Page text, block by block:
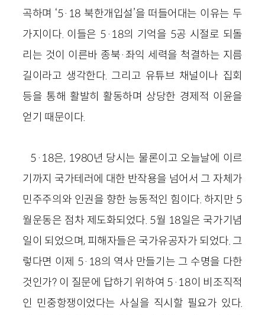
곡하며 ‘5·18 북한개입설’을 떠들어대는 이유는 두
가지이다. 이들은 5·18의 기억을 5공 시절로 되돌
리는 것이 이른바 종북·좌익 세력을 척결하는 지름
길이라고 생각한다. 그리고 유튜브 채널이나 집회
등을 통해 활발히 활동하며 상당한 경제적 이윤을
얻기 때문이다.
5·18은, 1980년 당시는 물론이고 오늘날에 이르
기까지 국가테러에 대한 반작용을 넘어서 그 자체가
민주주의와 인권을 향한 능동적인 힘이다. 하지만 5
월운동은 점차 제도화되었다. 5월 18일은 국가기념
일이 되었으며, 피해자들은 국가유공자가 되었다. 그
렇다면 이제 5·18의 역사 만들기는 그 수명을 다한
것인가? 이 질문에 답하기 위하여 5·18이 비조직적
인 민중항쟁이었다는 사실을 직시할 필요가 있다.